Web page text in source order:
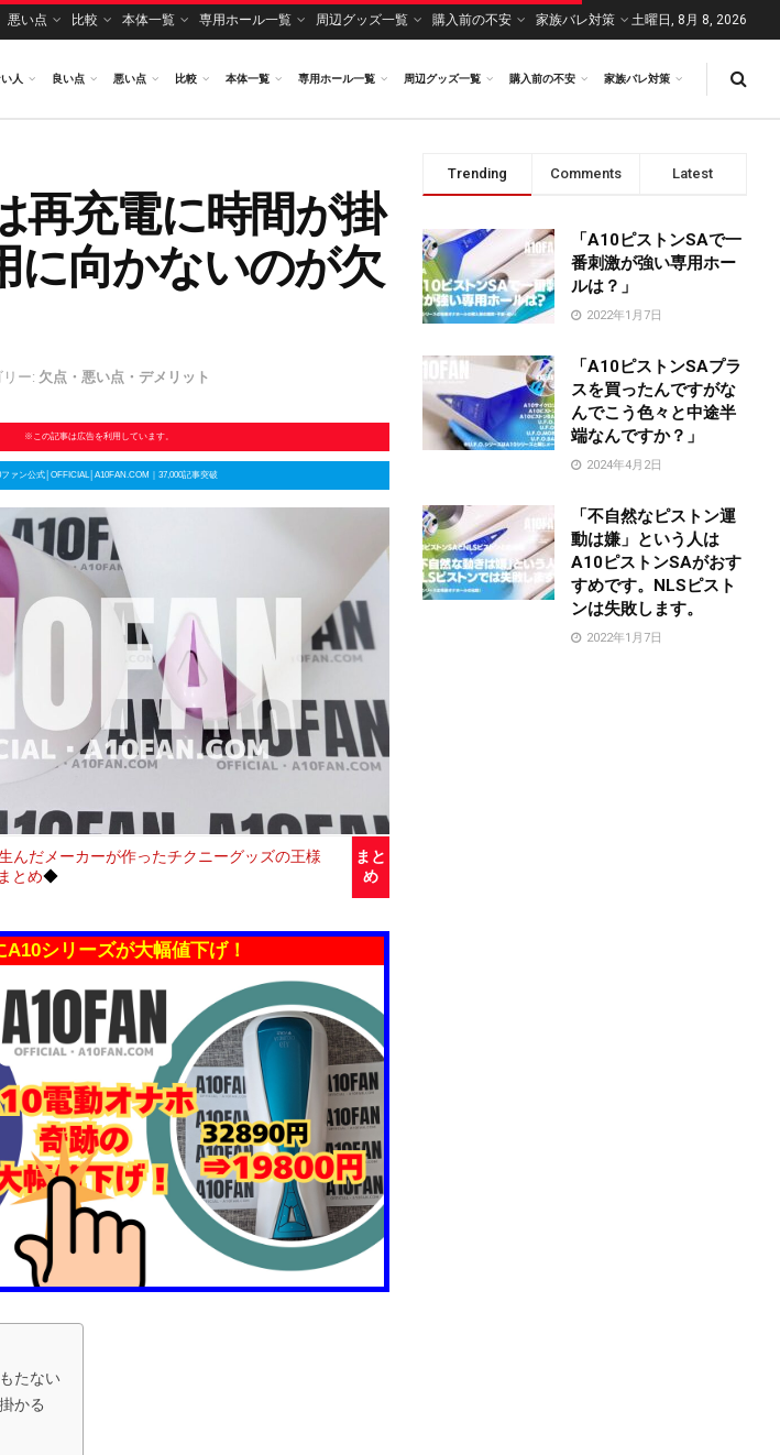
悪い点 比較 本体一覧 専用ホール一覧 周辺グッズ一覧 購入前の不安 家族バレ対策 土曜日, 8月 8, 2026
人 良い点 悪い点 比較 本体一覧 専用ホール一覧 周辺グッズ一覧 購入前の不安 家族バレ対策
再充電に時間が掛
に向かないのが欠
リー: 欠点・悪い点・デメリット
※この記事は広告を利用しています。
ァン公式│OFFICIAL│A10FAN.COM｜37,000記事突破
んだメーカーが作ったチクニーグッズの王様
とめ◆
まと
め
A10シリーズが大幅値下げ！
たない
かる
Trending Comments Latest
「A10ピストンSAで一
番刺激が強い専用ホー
ルは？」
2022年1月7日
「A10ピストンSAプラ
スを買ったんですがな
んでこう色々と中途半
端なんですか？」
2024年4月2日
「不自然なピストン運
動は嫌」という人は
A10ピストンSAがおす
すめです。NLSピスト
ンは失敗します。
2022年1月7日